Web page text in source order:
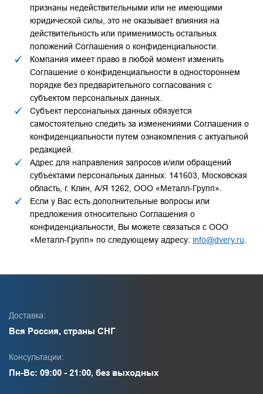
признаны недействительными или не имеющими
юридической силы, это не оказывает влияния на
действительность или применимость остальных
положений Соглашения о конфиденциальности.
Компания имеет право в любой момент изменить
Соглашение о конфиденциальности в одностороннем
порядке без предварительного согласования с
субъектом персональных данных.
Субъект персональных данных обязуется
самостоятельно следить за изменениями Соглашения о
конфиденциальности путем ознакомления с актуальной
редакцией.
Адрес для направления запросов и/или обращений
субъектами персональных данных: 141603, Московская
область, г. Клин, А/Я 1262, ООО «Металл-Групп».
Если у Вас есть дополнительные вопросы или
предложения относительно Соглашения о
конфиденциальности, Вы можете связаться с ООО
«Металл-Групп» по следующему адресу: info@dvery.ru
Доставка:
Вся Россия, страны СНГ
Консультации:
Пн-Вс: 09:00 - 21:00, без выходных